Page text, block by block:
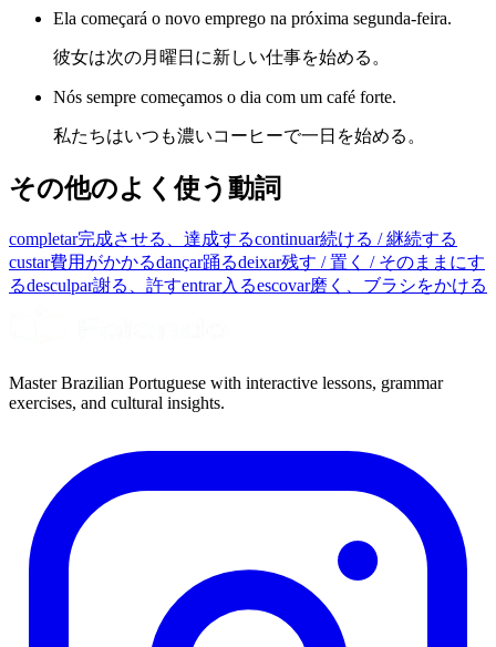
Ela começará o novo emprego na próxima segunda-feira.
彼女は次の月曜日に新しい仕事を始める。
Nós sempre começamos o dia com um café forte.
私たちはいつも濃いコーヒーで一日を始める。
その他のよく使う動詞
completar完成させる、達成するcontinuar続ける / 継続する
custar費用がかかるdançar踊るdeixar残す / 置く / そのままにす
るdesculpar謝る、許すentrar入るescovar磨く、ブラシをかける
Master Brazilian Portuguese with interactive lessons, grammar
exercises, and cultural insights.